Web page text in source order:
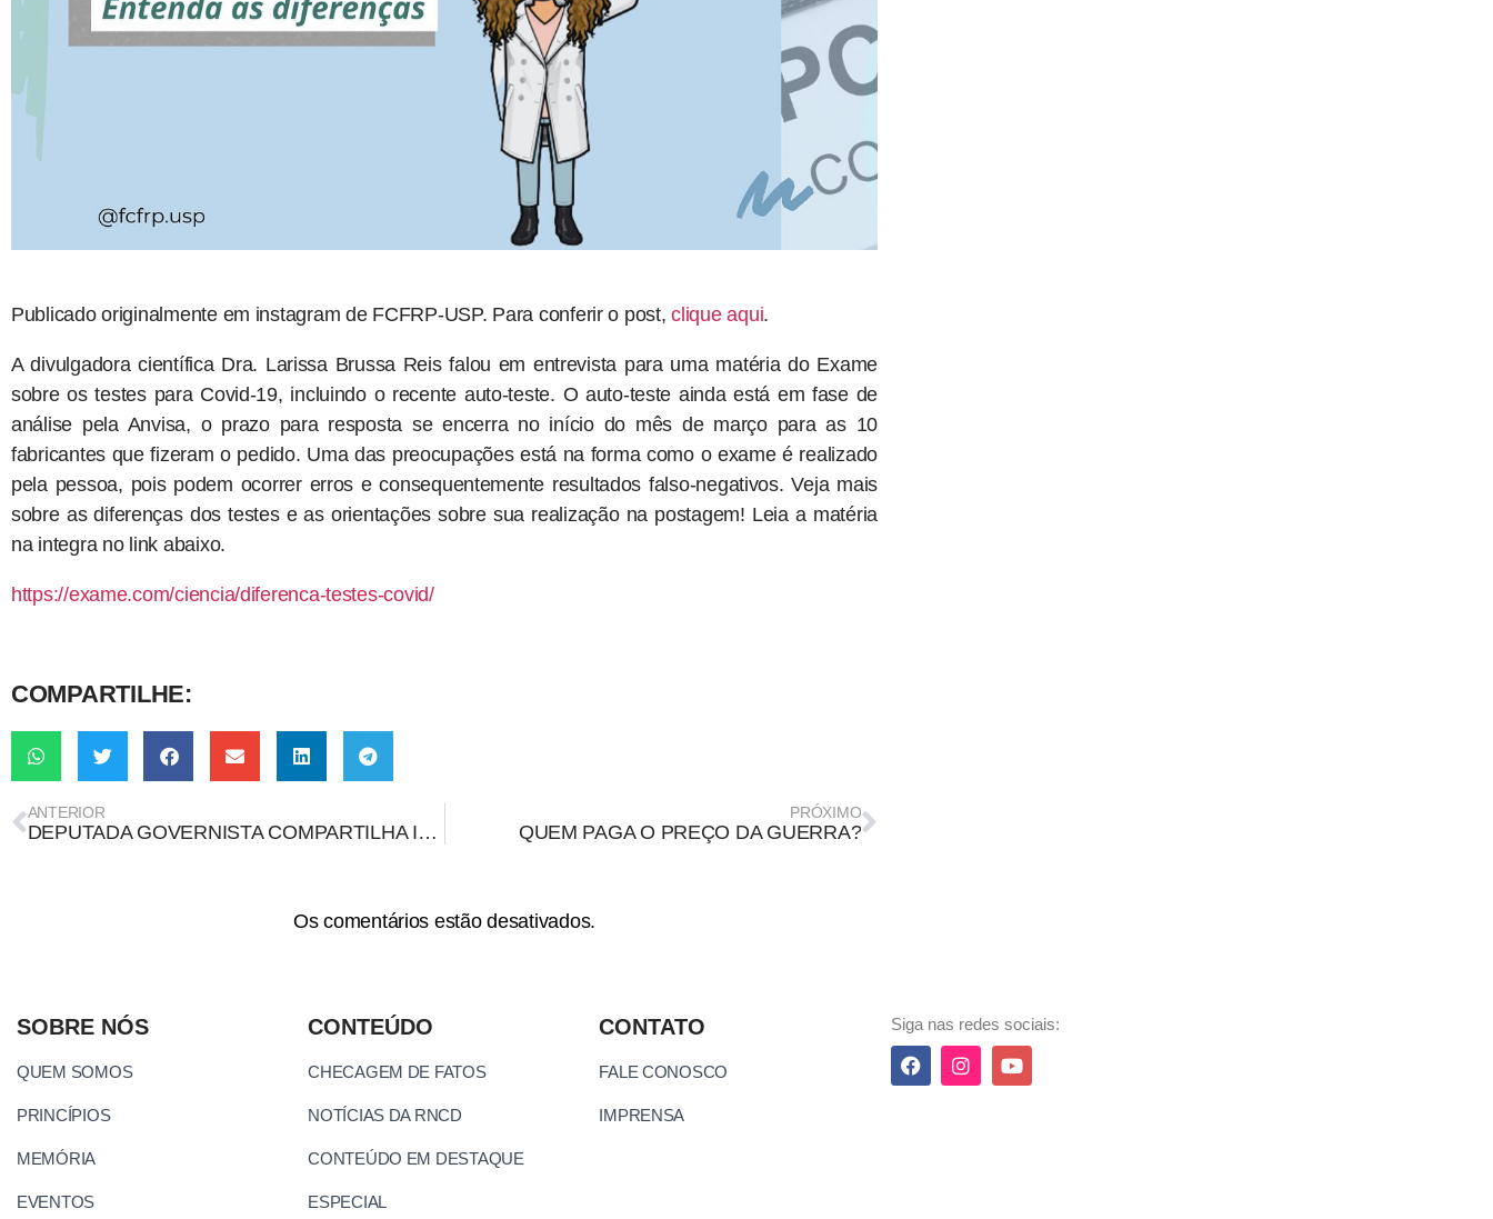
Publicado originalmente em instagram de FCFRP-USP. Para conferir o post,clique aqui.
A divulgadora científica Dra. Larissa Brussa Reis falou em entrevista para uma matéria do Exame
sobre os testes para Covid-19, incluindo o recente auto-teste. O auto-teste ainda está em fase de
análise pela Anvisa, o prazo para resposta se encerra no início do mês de março para as 10
fabricantes que fizeram o pedido. Uma das preocupações está na forma como o exame é realizado
pela pessoa, pois podem ocorrer erros e consequentemente resultados falso-negativos. Veja mais
sobre as diferenças dos testes e as orientações sobre sua realização na postagem! Leia a matéria
na integra no link abaixo.
https://exame.com/ciencia/diferenca-testes-covid/
COMPARTILHE:
ANTERIOR
DEPUTADA GOVERNISTA COMPARTILHA INFORMAÇÕES ENVIESADAS SOBRE PIB, EMPREGO E RECESSÃO
PRÓXIMO
QUEM PAGA O PREÇO DA GUERRA?
Os comentários estão desativados.
SOBRE NÓS
QUEM SOMOS
PRINCÍPIOS
MEMÓRIA
EVENTOS
CONTEÚDO
CHECAGEM DE FATOS
NOTÍCIAS DA RNCD
CONTEÚDO EM DESTAQUE
ESPECIAL
CONTATO
FALE CONOSCO
IMPRENSA
Siga nas redes sociais: